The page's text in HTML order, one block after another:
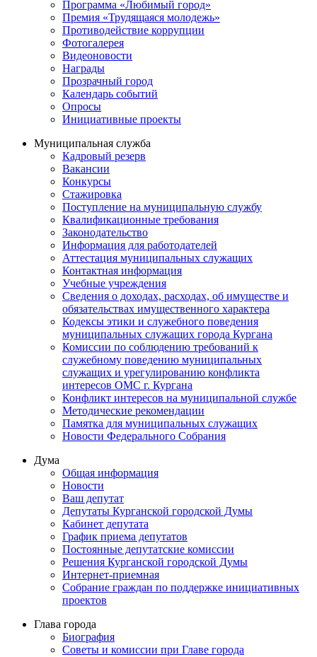
Программа «Любимый город»
Премия «Трудящаяся молодежь»
Противодействие коррупции
Фотогалерея
Видеоновости
Награды
Прозрачный город
Календарь событий
Опросы
Инициативные проекты
Муниципальная служба
Кадровый резерв
Вакансии
Конкурсы
Стажировка
Поступление на муниципальную службу
Квалификационные требования
Законодательство
Информация для работодателей
Аттестация муниципальных служащих
Контактная информация
Учебные учреждения
Сведения о доходах, расходах, об имуществе и
обязательствах имущественного характера
Кодексы этики и служебного поведения
муниципальных служащих города Кургана
Комиссии по соблюдению требований к
служебному поведению муниципальных
служащих и урегулированию конфликта
интересов ОМС г. Кургана
Конфликт интересов на муниципальной службе
Методические рекомендации
Памятка для муниципальных служащих
Новости Федерального Cобрания
Дума
Общая информация
Новости
Ваш депутат
Депутаты Курганской городской Думы
Кабинет депутата
График приема депутатов
Постоянные депутатские комиссии
Решения Курганской городской Думы
Интернет-приемная
Собрание граждан по поддержке инициативных
проектов
Глава города
Биография
Советы и комиссии при Главе города